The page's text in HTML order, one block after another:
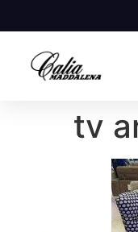
tv